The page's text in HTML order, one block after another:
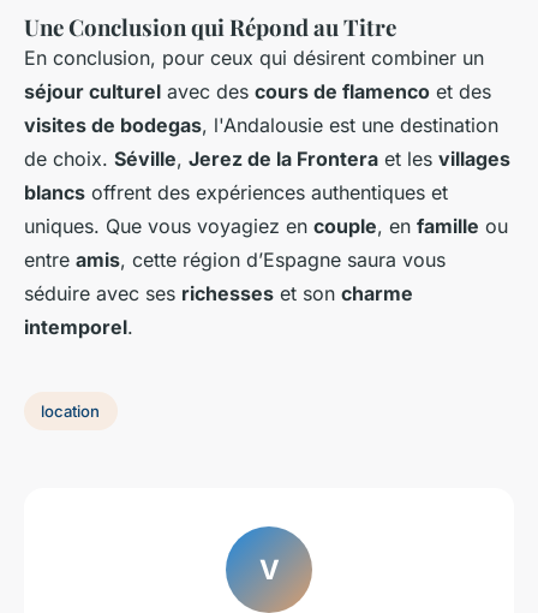
Une Conclusion qui Répond au Titre
En conclusion, pour ceux qui désirent combiner un
séjour culturel avec des cours de flamenco et des
visites de bodegas, l'Andalousie est une destination
de choix. Séville, Jerez de la Frontera et les villages
blancs offrent des expériences authentiques et
uniques. Que vous voyagiez en couple, en famille ou
entre amis, cette région d’Espagne saura vous
séduire avec ses richesses et son charme
intemporel.
location
V